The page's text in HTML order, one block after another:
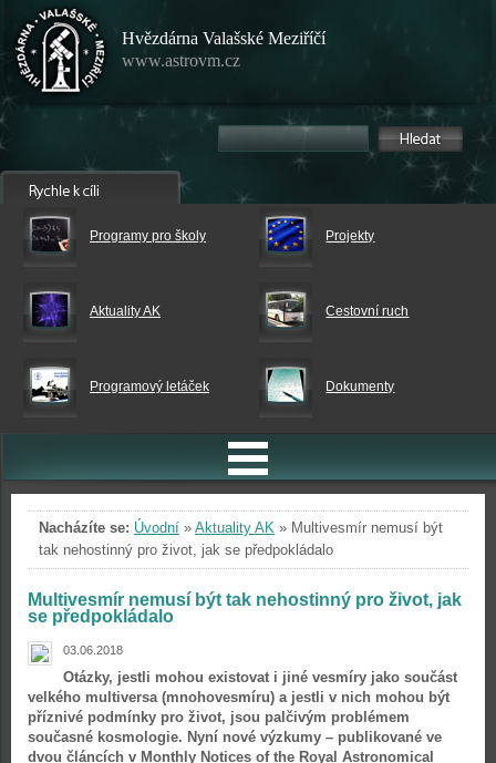
Hvězdárna Valašské Meziříčí
www.astrovm.cz
Programy pro školy Projekty
Aktuality AK Cestovní ruch
Programový letáček Dokumenty
Nacházíte se: Úvodní » Aktuality AK » Multivesmír nemusí být
tak nehostinný pro život, jak se předpokládalo
Multivesmír nemusí být tak nehostinný pro život, jak
se předpokládalo
03.06.2018
Otázky, jestli mohou existovat i jiné vesmíry jako součást
velkého multiversa (mnohovesmíru) a jestli v nich mohou být
příznivé podmínky pro život, jsou palčivým problémem
současné kosmologie. Nyní nové výzkumy – publikované ve
dvou článcích v Monthly Notices of the Royal Astronomical